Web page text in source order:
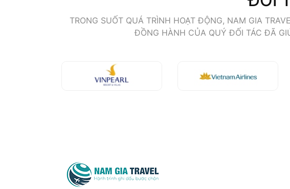
TRONG SUỐT QUÁ TRÌNH HOẠT ĐỘNG, NAM GIA
ĐỒNG HÀNH CỦA QUÝ ĐỐI TÁC ĐÃ